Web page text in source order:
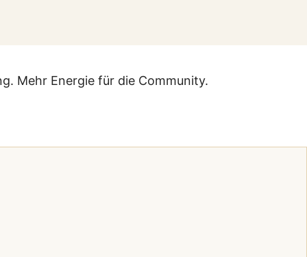
Mehr Energie für die Community.